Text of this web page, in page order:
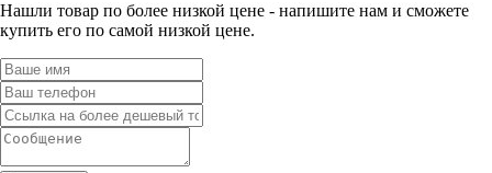
Нашли товар по более низкой цене - напишите нам и сможете
купить его по самой низкой цене.